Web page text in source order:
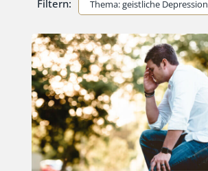
Filtern: Thema: geistliche Depression